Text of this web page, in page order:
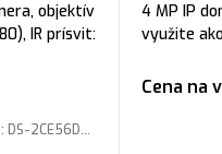
objektív
IR prísvit:
AHD
DS-2CE56D0T-IT3F(2.8mm)
4 MP IP
využite
pri (2688 ×
DNR,
citlivosť:
Cena na